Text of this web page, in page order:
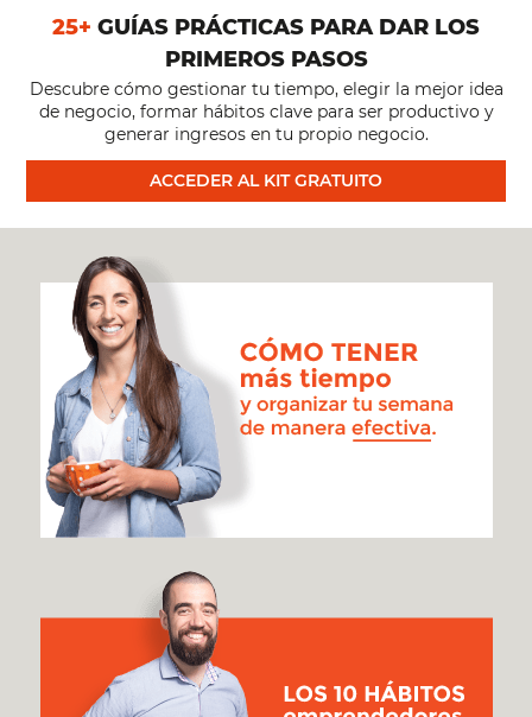
“PREGUNTAS
Y
25+ GUÍAS PRÁCTICAS PARA DAR LOS
PRIMEROS PASOS
Descubre cómo gestionar tu tiempo, elegir la mejor idea
de negocio, formar hábitos clave para ser productivo y
generar ingresos en tu propio negocio.
ACCEDER AL KIT GRATUITO